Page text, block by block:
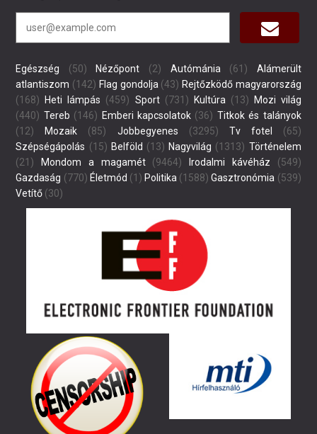
Egészség (50) Nézőpont (2) Autómánia (61)
Alámerült
atlantiszom (142) Flag gondolja (43) Rejtőzködő magyarország
(168)
Heti lámpás (459) Sport(731) Kultúra (13)
Mozi világ
(440) Tereb (146) Emberi kapcsolatok (36) Titkok és talányok
(12)
Mozaik (85) Jobbegyenes (3295) Tv fotel
(65)
Szépségápolás (15) Belföld (13) Nagyvilág (1313) Történelem
(21)
Mondom a magamét(9464) Irodalmi kávéház (549)
Gazdaság (770) Életmód (1) Politika (1588) Gasztronómia (539)
Vetítő (30)